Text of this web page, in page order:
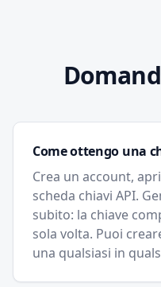
Come ottengo una
Crea un account,
scheda chiavi API.
subito: la chiave
sola volta. Puoi
una qualsiasi in